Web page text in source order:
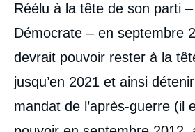
Réélu à la tête de son parti
Démocrate – en septembre
devrait pouvoir rester à la
jusqu’en 2021 et ainsi
mandat de l’après-guerre (il